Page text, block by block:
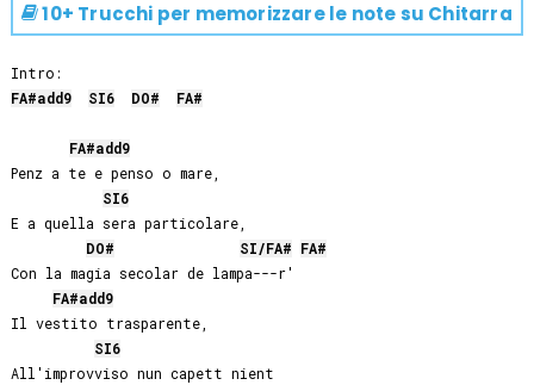
10+ Trucchi per memorizzare le note su Chitarra
FA#add9 SI6 DO# FA#
FA#add9
Penz a te e penso o mare,
SI6
E a quella sera particolare,
DO#
SI/FA# FA#
Con la magia secolar de lampa---r'
FA#add9
Il vestito trasparente,
SI6
All'improvviso nun capett nient